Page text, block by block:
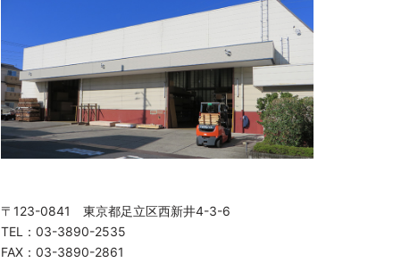
〒123-0841 東京都足立区西新井4-3-6
TEL：03-3890-2535
FAX：03-3890-2861